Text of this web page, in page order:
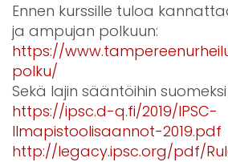
Ennen kurssille tuloa
ja ampujan polkuun:
https://
polku/
Sekä lajin sääntöihin
https://ipsc.d-q.fi/2019/IPSC-
Ilmapistoolisaannot-2019.pdf
http://legacy.ipsc.org/pdf/